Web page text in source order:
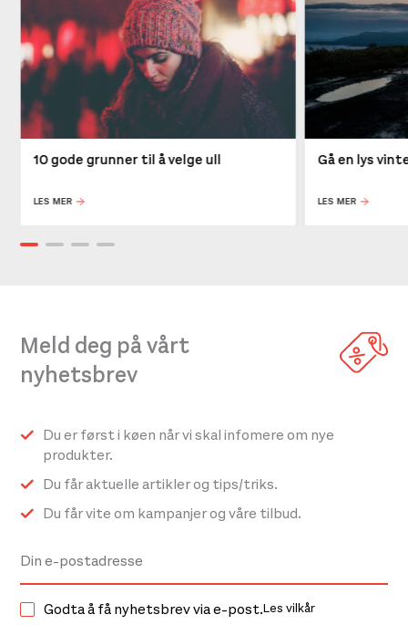
10 gode grunner til å velge ull
LES MER
Gå en lys
LES MER
Meld deg på vårt
nyhetsbrev
Du er først i køen når vi skal infomere om nye
produkter.
Du får aktuelle artikler og tips/triks.
Du får vite om kampanjer og våre tilbud.
Godta å få nyhetsbrev via e-post.Les vilkår